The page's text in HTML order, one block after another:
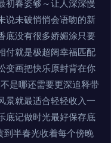
初春姿够～让人深深慢
说未破悄悄会语吻的新
底没有很多娇媚涂只要
付就是极超阔幸福匹配
变画把快乐原封背在你
是哪还需要更深追释带
景就最适合轻轻收入一
底记做时光最好保存底
半春光收着每个傍晚